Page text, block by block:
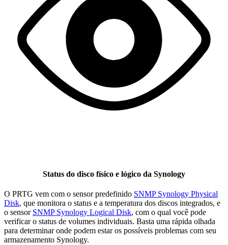
Status do disco físico e lógico da Synology
O PRTG vem com o sensor predefinido SNMP Synology Physical
Disk, que monitora o status e a temperatura dos discos integrados, e
o sensor SNMP Synology Logical Disk, com o qual você pode
verificar o status de volumes individuais. Basta uma rápida olhada
para determinar onde podem estar os possíveis problemas com seu
armazenamento Synology.